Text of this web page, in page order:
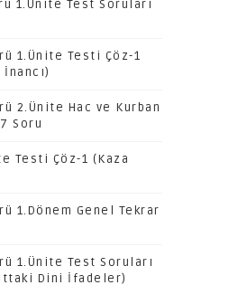
1.Ünite Test Soruları
1.Ünite Testi Çöz-1
2.Ünite Hac ve Kurban
Soru
Testi Çöz-1 (Kaza
1.Dönem Genel Tekrar
1.Ünite Test Soruları
Dini İfadeler)